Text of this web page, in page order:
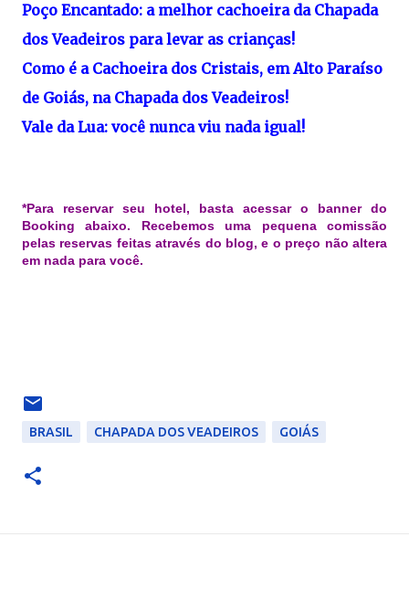
Poço Encantado: a melhor cachoeira da Chapada
dos Veadeiros para levar as crianças!
Como é a Cachoeira dos Cristais, em Alto Paraíso
de Goiás, na Chapada dos Veadeiros!
Vale da Lua: você nunca viu nada igual!
*Para reservar seu hotel, basta acessar o banner do
Booking abaixo. Recebemos uma pequena comissão
pelas reservas feitas através do blog, e o preço não altera
em nada para você.
BRASIL CHAPADA DOS VEADEIROS GOIÁS